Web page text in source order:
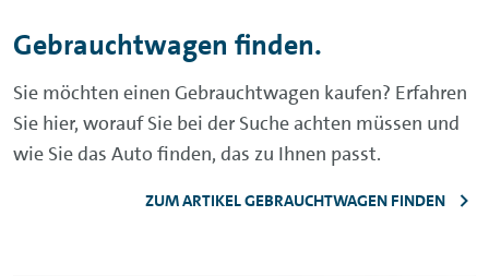
Gebrauchtwagen finden.
Sie möchten einen Gebrauchtwagen kaufen? Erfahren
Sie hier, worauf Sie bei der Suche achten müssen und
wie Sie das Auto finden, das zu Ihnen passt.
ZUM ARTIKEL GEBRAUCHTWAGEN FINDEN